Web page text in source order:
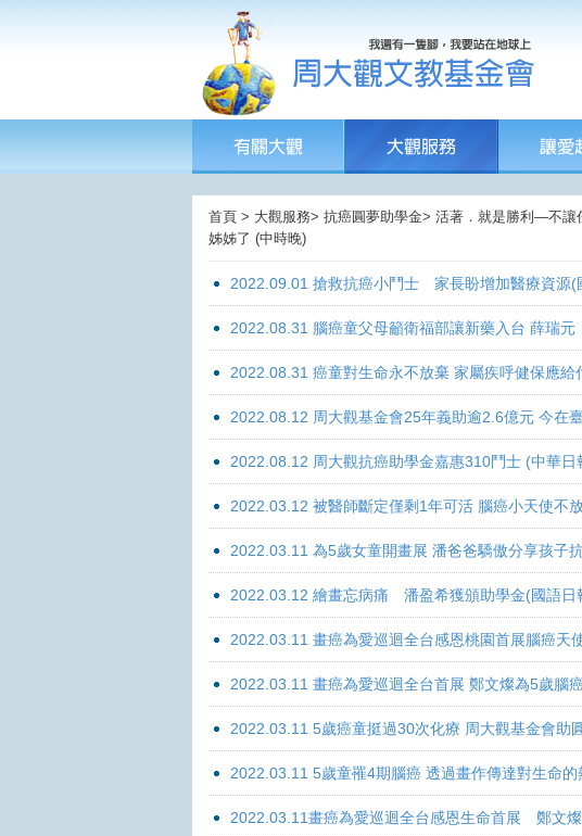
首頁 > 大觀服務> 抗癌圓夢助學金> 活著．就是勝利—不
姊姊了 (中時晚)
2022.09.01 搶救抗癌小鬥士 家長盼增加醫療資源(
2022.08.31 腦癌童父母籲衛福部讓新藥入台 薛瑞
2022.08.31 癌童對生命永不放棄 家屬疾呼健保應給
2022.08.12 周大觀基金會25年義助逾2.6億元 今在
2022.08.12 周大觀抗癌助學金嘉惠310鬥士 (中華日
2022.03.12 被醫師斷定僅剩1年可活 腦癌小天使不
2022.03.11 為5歲女童開畫展 潘爸爸驕傲分享孩子
2022.03.12 繪畫忘病痛 潘盈希獲頒助學金(國語日
2022.03.11 畫癌為愛巡迴全台感恩桃園首展腦癌天
2022.03.11 畫癌為愛巡迴全台首展 鄭文燦為5歲腦
2022.03.11 5歲癌童挺過30次化療 周大觀基金會助
2022.03.11 5歲童罹4期腦癌 透過畫作傳達對生命的
2022.03.11畫癌為愛巡迴全台感恩生命首展 鄭文